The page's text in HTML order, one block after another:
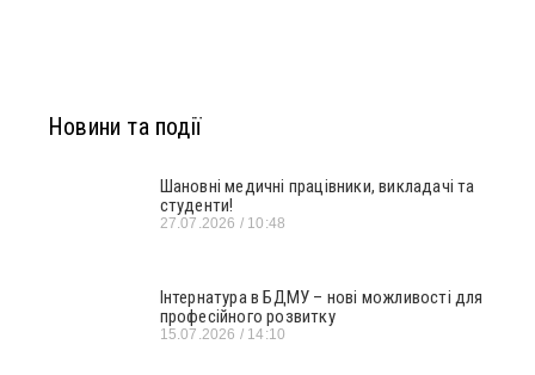
Новини та події
Шановні медичні працівники, викладачі та
студенти!
27.07.2026 10:48
Інтернатура в БДМУ – нові можливості для
професійного розвитку
15.07.2026 14:10